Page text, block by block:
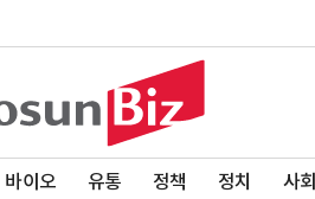
바이오 유통 정책 정치 사회